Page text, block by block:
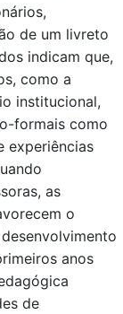
de um livreto
indicam que,
como a
institucional,
formais como
experiências
as
o
anos
de